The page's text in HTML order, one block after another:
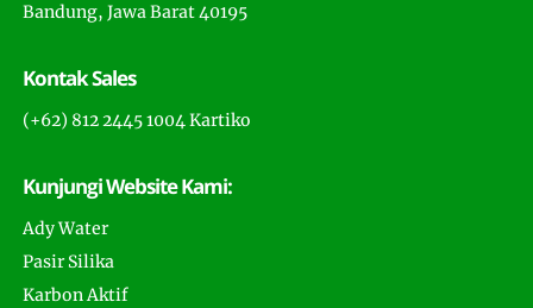
Bandung, Jawa Barat 40195
Kontak Sales
(+62) 812 2445 1004 Kartiko
Kunjungi Website Kami:
Ady Water
Pasir Silika
Karbon Aktif